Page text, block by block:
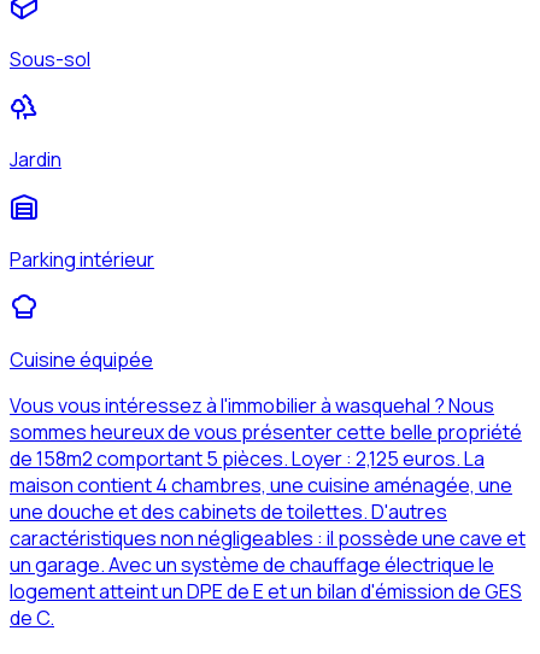
Sous-sol
Jardin
Parking intérieur
Cuisine équipée
Vous vous intéressez à l'immobilier à wasquehal ? Nous
sommes heureux de vous présenter cette belle propriété
de 158m2 comportant 5 pièces. Loyer : 2,125 euros. La
maison contient 4 chambres, une cuisine aménagée, une
une douche et des cabinets de toilettes. D'autres
caractéristiques non négligeables : il possède une cave et
un garage. Avec un système de chauffage électrique le
logement atteint un DPE de E et un bilan d'émission de GES
de C.